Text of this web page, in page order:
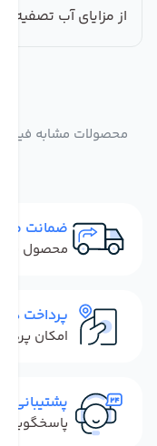
از مزایای آب تصفیه
محصولات مشابه فیلتر
ضمانت
محصول
پرداخت در
امکان
پشتیبانی
پاسخگویی